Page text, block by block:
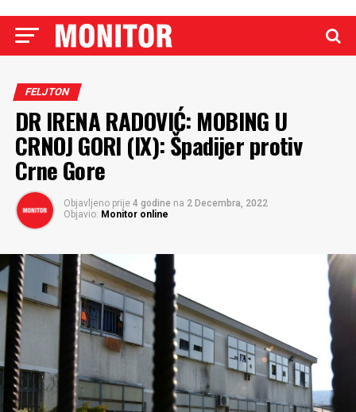
FELJTON
DR IRENA RADOVIĆ: MOBING U
CRNOJ GORI (IX): Špadijer protiv
Crne Gore
Objavljeno prije 4 godine na 2 Decembra, 2022
Objavio: Monitor online